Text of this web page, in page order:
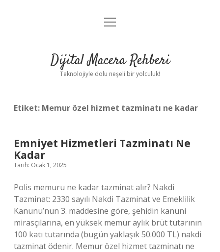
Anasayfa
Yasal Uyarı
menüyü
Dijital Macera Rehberi
Teknolojiyle dolu neşeli bir yolculuk!
Etiket: Memur özel hizmet tazminatı ne kadar
Emniyet Hizmetleri Tazminatı Ne
Kadar
Tarih: Ocak 1, 2025
Polis memuru ne kadar tazminat alır? Nakdi
Tazminat: 2330 sayılı Nakdi Tazminat ve Emeklilik
Kanunu’nun 3. maddesine göre, şehidin kanuni
mirasçılarına, en yüksek memur aylık brüt tutarının
100 katı tutarında (bugün yaklaşık 50.000 TL) nakdi
tazminat ödenir. Memur özel hizmet tazminatı ne